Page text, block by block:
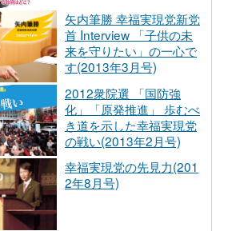
矢内筆勝 幸福実現党新党
首 Interview 「子供の未
来を守りたい」の一心で
す(2013年3月号)
2012衆院選 「国防強
化」「原発推進」 歩むべ
き道を示した幸福実現党
の戦い(2013年2月号)
幸福実現党の先見力(201
2年8月号)